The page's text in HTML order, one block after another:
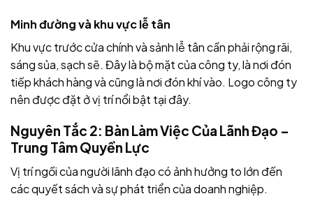
Minh đường và khu vực lễ tân
Khu vực trước cửa chính và sảnh lễ tân cần phải rộng rãi,
sáng sủa, sạch sẽ. Đây là bộ mặt của công ty, là nơi đón
tiếp khách hàng và cũng là nơi đón khí vào. Logo công ty
nên được đặt ở vị trí nổi bật tại đây.
Nguyên Tắc 2: Bàn Làm Việc Của Lãnh Đạo –
Trung Tâm Quyền Lực
Vị trí ngồi của người lãnh đạo có ảnh hưởng to lớn đến
các quyết sách và sự phát triển của doanh nghiệp.